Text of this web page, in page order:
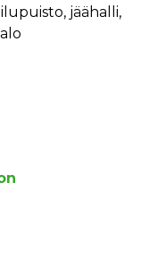
jäähalli,